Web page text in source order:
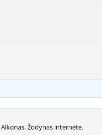
Alkonas. Žodynas internete.